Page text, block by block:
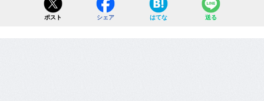
ポスト シェア はてな 送る